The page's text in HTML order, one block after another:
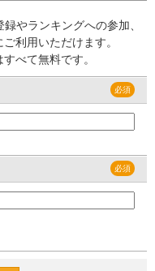
やランキングへの参加、
利用いただけます。
べて無料です。